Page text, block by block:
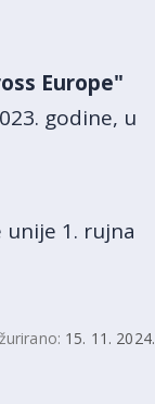
Europe"
godine, u
1. rujna
15. 11. 2024.